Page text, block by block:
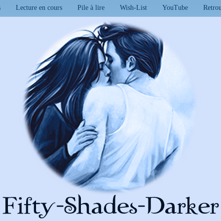
Lecture en cours Pile à lire Wish-List YouTube